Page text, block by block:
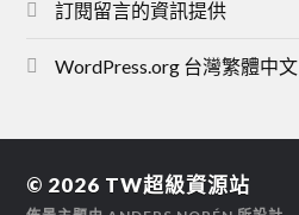
訂閱留言的資訊提供
WordPress.org 台灣繁體中文
© 2026 TW超級資源站